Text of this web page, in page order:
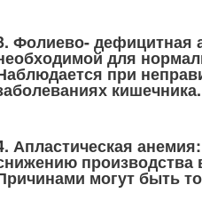
Фолиево- дефицитная
для
при
кишечника.
Апластическая
производства
могут быть